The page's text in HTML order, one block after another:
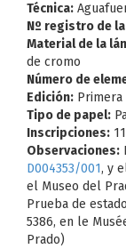
Técnica:
Nº registro de
Material de la
de cromo
Número de
Edición: Primera
Tipo de papel:
Inscripciones:
Observaciones:
D004353/001, y
el Museo del
Prueba de
5386, en le
Prado)